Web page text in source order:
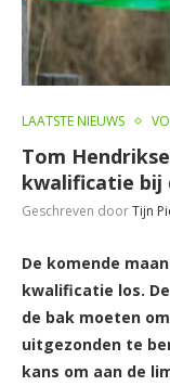
LAATSTE NIEUWS
Tom
kwalificatie bij
Geschreven doorTijn
De komende
kwalificatie los.
de bak moeten
uitgezonden te
kans om aan de